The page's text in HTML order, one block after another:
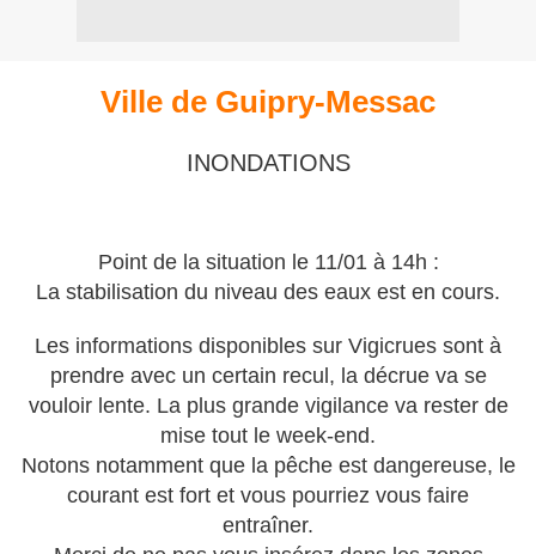
Ville de Guipry-Messac
INONDATIONS
Point de la situation le 11/01 à 14h :
La stabilisation du niveau des eaux est en cours.
Les informations disponibles sur Vigicrues sont à
prendre avec un certain recul, la décrue va se
vouloir lente. La plus grande vigilance va rester de
mise tout le week-end.
Notons notamment que la pêche est dangereuse, le
courant est fort et vous pourriez vous faire
entraîner.